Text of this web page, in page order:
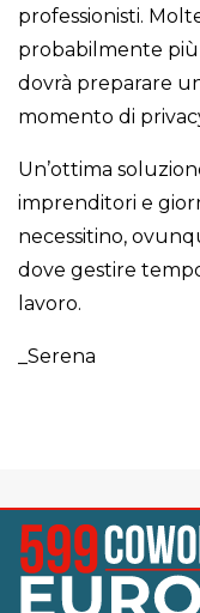
professionisti.
probabilmente più
dovrà preparare
momento di
Un’ottima
imprenditori e
necessitino,
dove gestire
lavoro.
_Serena